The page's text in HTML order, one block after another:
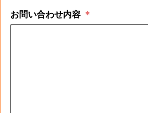
お問い合わせ内容 ＊